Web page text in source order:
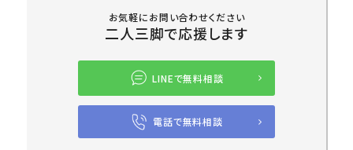
お気軽にお問い合わせください
二人三脚で応援します
LINEで無料相談
電話で無料相談